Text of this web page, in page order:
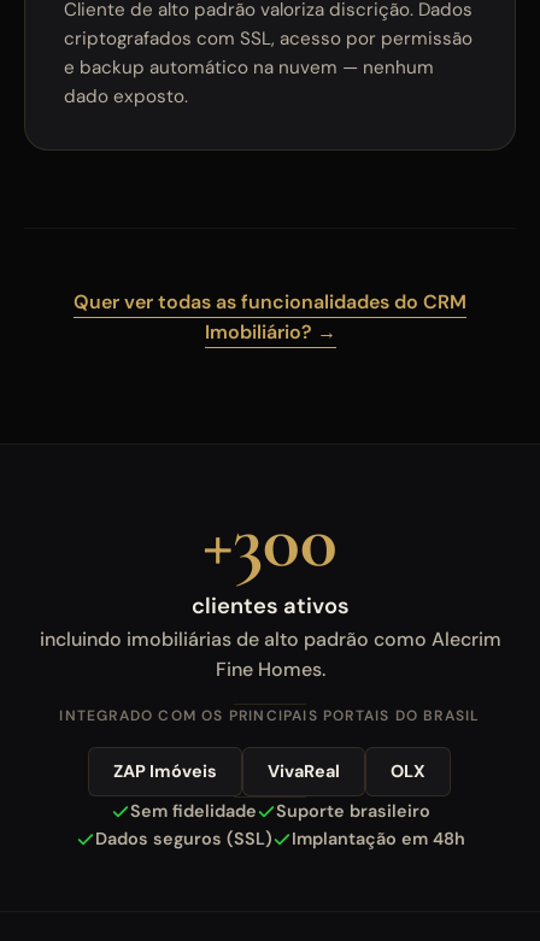
Cliente de alto padrão valoriza discrição. Dados
criptografados com SSL, acesso por permissão
e backup automático na nuvem — nenhum
dado exposto.
Quer ver todas as funcionalidades do CRM
Imobiliário? →
+300
clientes ativos
incluindo imobiliárias de alto padrão como Alecrim
Fine Homes.
INTEGRADO COM OS PRINCIPAIS PORTAIS DO BRASIL
ZAP Imóveis VivaReal
OLX
Sem fidelidade
Suporte brasileiro
Dados seguros (SSL)
Implantação em 48h